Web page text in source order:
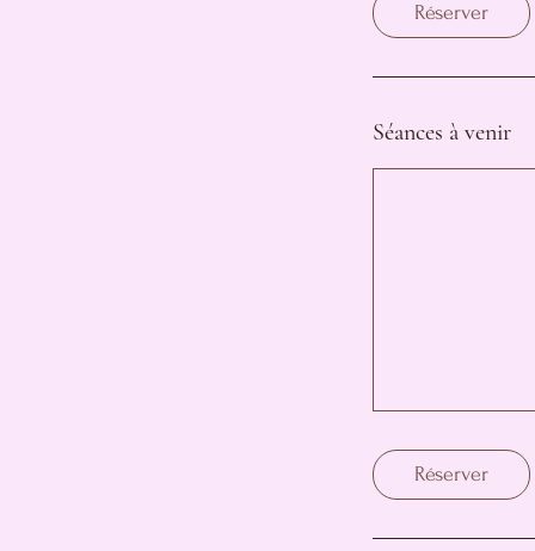
Réserver
Séances à venir
Réserver